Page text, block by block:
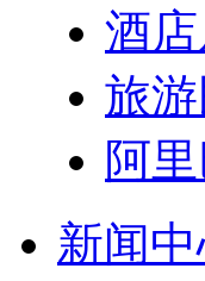
酒
旅
阿
新闻